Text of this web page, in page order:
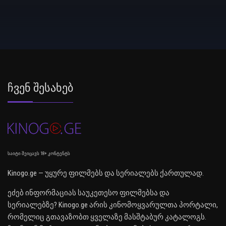
Ჩვენ Შესახებ
საიტი შეიცავს 18+ კონტენტს
Kinogo.ge — უყურე ფილმებს და სერიალებს ქართულად.
ეძებ ინფორმაციას საუკეთესო ფილმებსა და
სერიალებზე? Kinogo.ge არის კინომოყვარულთა პორტალი,
რომელიც გთავაზობთ ყველაზე მასშტაბურ კატალოგს.